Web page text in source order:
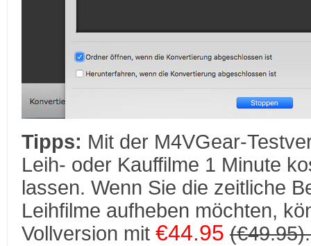
Tipps: Mit der M4VGear-
Leih- oder Kauffilme 1 Minute
lassen. Wenn Sie die zeitliche
Leihfilme aufheben möchten,
Vollversion mit €44.95